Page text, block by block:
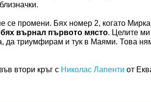
се промени. Бях номер 2, когато
бях върнал първото място. Целите ми
да триумфирам и тук в Маями. Това
втори кръг с Николас Лапенти от